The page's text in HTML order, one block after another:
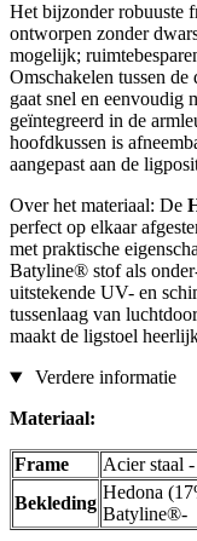
Het bijzonder robuuste
ontworpen zonder
mogelijk;
Omschakelen tussen
gaat snel en eenvoudig
geïntegreerd in de
hoofdkussen is
aangepast aan de
Over het materiaal: De
perfect op elkaar
met praktische
Batyline® stof als
uitstekende UV- en
tussenlaag van
maakt de ligstoel
Verdere informatie
Materiaal:
Frame
Acier staal
Bekleding
Hedona
Batyline®-